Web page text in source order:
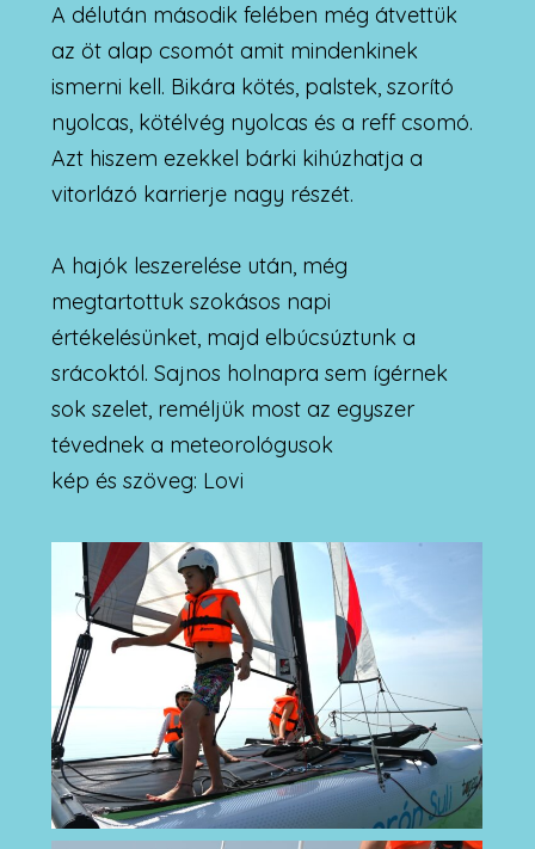
A délután második felében még átvettük
az öt alap csomót amit mindenkinek
ismerni kell. Bikára kötés, palstek, szorító
nyolcas, kötélvég nyolcas és a reff csomó.
Azt hiszem ezekkel bárki kihúzhatja a
vitorlázó karrierje nagy részét.
A hajók leszerelése után, még
megtartottuk szokásos napi
értékelésünket, majd elbúcsúztunk a
srácoktól. Sajnos holnapra sem ígérnek
sok szelet, reméljük most az egyszer
tévednek a meteorológusok
kép és szöveg: Lovi